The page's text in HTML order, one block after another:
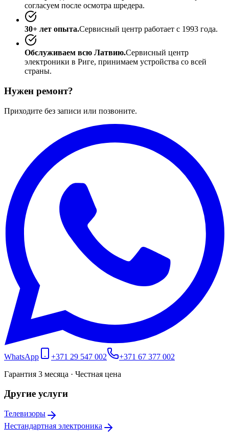
согласуем после осмотра шредера.
30+ лет опыта.Сервисный центр работает с 1993 года.
Обслуживаем всю Латвию.Сервисный центр
электроники в Риге, принимаем устройства со всей
страны.
Нужен ремонт?
Приходите без записи или позвоните.
WhatsApp +371 29 547 002
+371 67 377 002
Гарантия 3 месяца · Честная цена
Другие услуги
Телевизоры
Нестандартная электроника